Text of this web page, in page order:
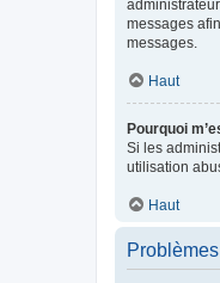
messages
messages.
Haut
Pourquoi
Si les
utilisation
Haut